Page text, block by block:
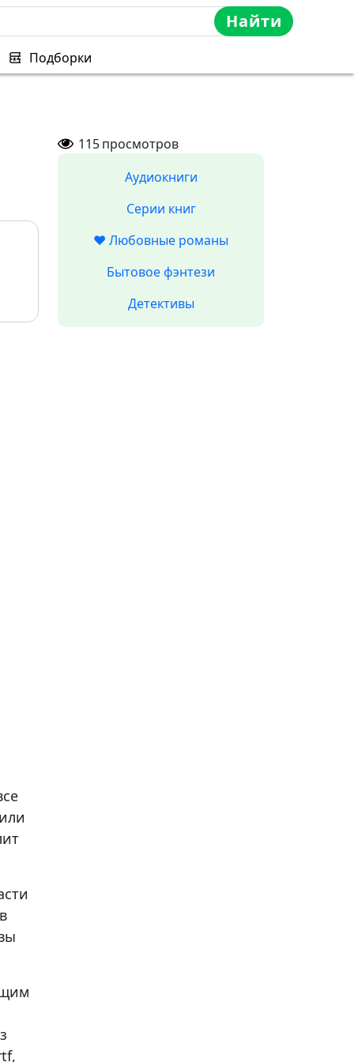
Найти
Подборки
115просмотров
Аудиокниги
Серии книг
❤️ Любовные романы
Бытовое фэнтези
Детективы